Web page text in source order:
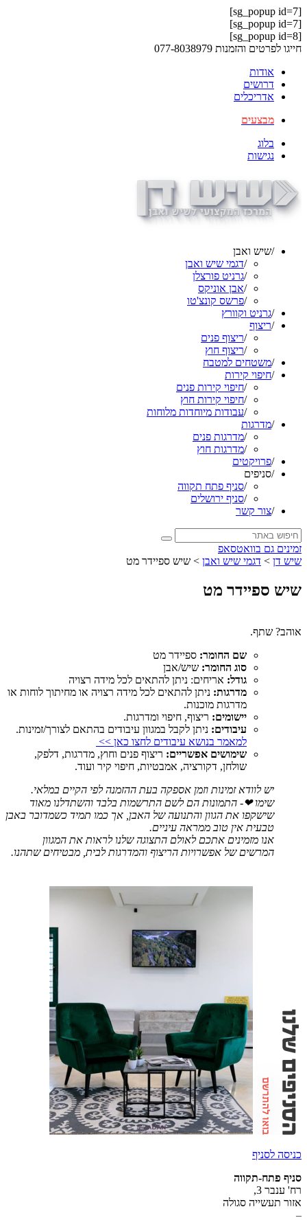
[sg_popup id=7]
[sg_popup id=7]
[sg_popup id=8]
חייגו לפרטים והזמנות 077-8038979
אודות
דרושים
אדריכלים
מבצעים
בלוג
נגישות
/שיש ואבן
/דגמי שיש ואבן
/גרניט פורצלן
/אבן אוניקס
/פרשס קונצ'טו
/גרניט וקוורץ
/ריצוף
/ריצוף פנים
/ריצוף חוץ
/משטחים למטבח
/חיפוי קירות
/חיפוי קירות פנים
/חיפוי קירות חוץ
/עבודות מיוחדות מלוחות
/מדרגות
/מדרגות פנים
/מדרגות חוץ
/פרויקטים
/סניפים
/סניף פתח תקווה
/סניף ירושלים
/צור קשר
זמינים גם בוואטסאפ
שיש דן > דגמי שיש ואבן > שיש ספיידר מט
שיש ספיידר מט
אוהב? שתף.
שם החומר: ספיידר מט
סוג החומר: שיש/אבן
גודל: אריחים: ניתן להתאים לכל מידה רצויה
מדרגות: ניתן להתאים לכל מידה רצויה או מחיתוך לוחות או
מדרגות מוכנות.
יישומים: ריצוף, חיפוי ומדרגות.
עיבודים: ניתן לקבל במגוון עיבודים בהתאם לצורך/זמינות.
למאמר בנושא עיבודים לחצו כאן >>
שימושים אפשריים: ריצוף פנים וחוץ, מדרגות, דלפק,
שולחן, דקורציה, אמבטיות, חיפוי קיר ועוד.
יש לוודא זמינות וזמן אספקה בעת ההזמנה לפי הקיים במלאי.
שימו ❤- התמונות הם לשם התרשמות בלבד והשתדלנו מאוד
שישקפו את הגוון והתנועה של האבן, אך כמו תמיד כשמדובר באבן
טבעית אין טוב ממראה עיניים.
אנו מזמינים אתכם לאולם התצוגה שלנו לראות את המגוון
המרשים של אפשרויות הריצוף והמדרגות לבית, מבטיחים שתהנו.
כניסה לסניף
סניף פתח-תקווה
רח' ענבר 3,
אזור תעשייה סגולה
–